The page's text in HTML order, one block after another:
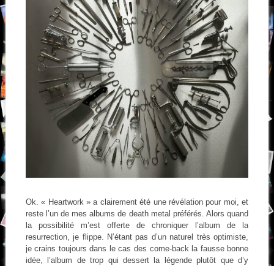
Ok. « Heartwork » a clairement été une révélation pour moi, et
reste l’un de mes albums de death metal préférés. Alors quand
la possibilité m’est offerte de chroniquer l’album de la
resurrection, je flippe. N’étant pas d’un naturel très optimiste,
je crains toujours dans le cas des come-back la fausse bonne
idée, l’album de trop qui dessert la légende plutôt que d’y